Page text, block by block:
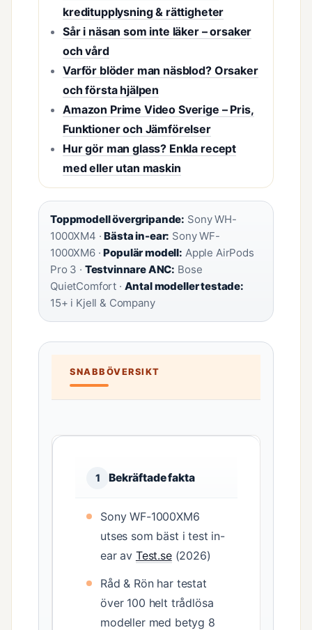
kreditupplysning & rättigheter
Sår i näsan som inte läker – orsaker
och vård
Varför blöder man näsblod? Orsaker
och första hjälpen
Amazon Prime Video Sverige – Pris,
Funktioner och Jämförelser
Hur gör man glass? Enkla recept
med eller utan maskin
Toppmodell övergripande: Sony WH-
1000XM4 ·Bästa in-ear: Sony WF-
1000XM6 ·Populär modell: Apple AirPods
Pro 3 · Testvinnare ANC: Bose
QuietComfort · Antal modeller testade:
15+ i Kjell & Company
SNABBÖVERSIKT
1 Bekräftade fakta
Sony WF-1000XM6
utses som bäst i test in-
ear av Test.se(2026)
Råd & Rön har testat
över 100 helt trådlösa
modeller med betyg 8